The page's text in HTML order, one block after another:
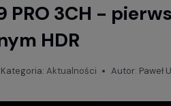
PRO 3CH -
HDR
Kategoria: Aktualności Autor: Paweł